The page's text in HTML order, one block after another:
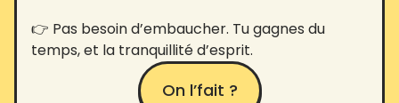
👉 Pas besoin d’embaucher. Tu gagnes du
temps, et la tranquillité d’esprit.
On l’fait ?